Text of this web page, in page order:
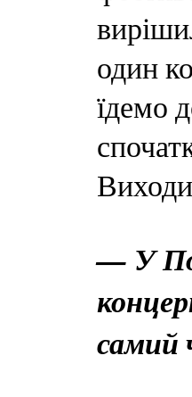
один
їдемо
— У
самий